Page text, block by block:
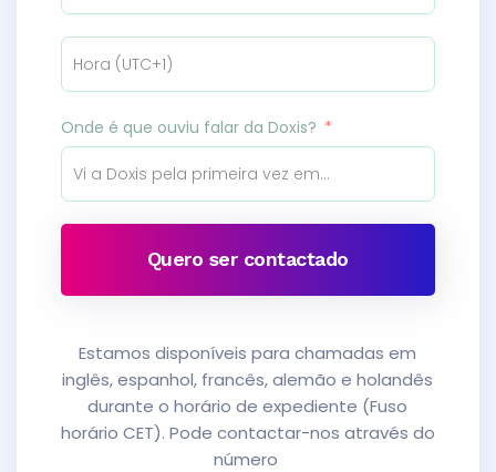
Onde é que ouviu falar da Doxis?
Quero ser contactado
Estamos disponíveis para chamadas em
inglês, espanhol, francês, alemão e holandês
durante o horário de expediente (Fuso
horário CET). Pode contactar-nos através do
número